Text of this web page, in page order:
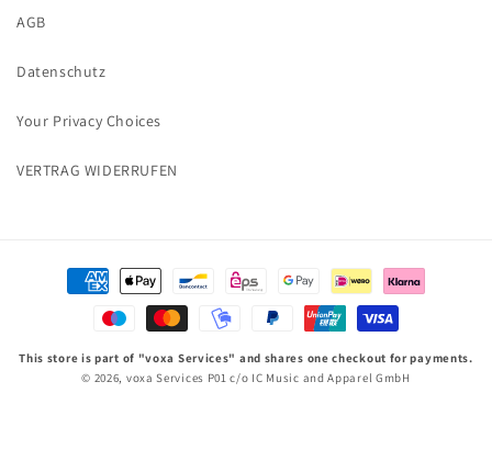
AGB
Datenschutz
Your Privacy Choices
VERTRAG WIDERRUFEN
Zahlungsmethoden
This store is part of "voxa Services" and shares one checkout for payments.
© 2026, voxa Services P01 c/o IC Music and Apparel GmbH